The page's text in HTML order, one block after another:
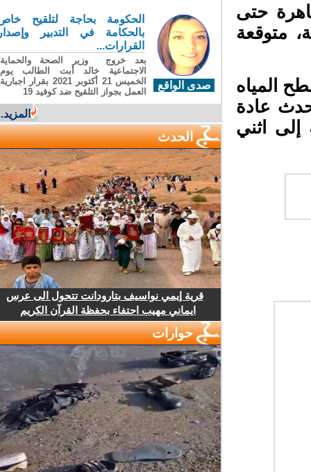
حتى
90 في المائة، متوقعة
المياه
عادة
اثني
صدى الواقع
الحكومة بحاجة لتلقيح خاص
بالحكامة في التدبير وإصدار
القرارات...
بعد خروج وزير الصحة والحماية
الاجتماعية خالد أبت الطالب يوم
الخميس 21 أكتوبر 2021 بقرار اجبارية
العمل بجواز التلقيح ضد كوفيد 19
المزيد...
الحدث
قرية إيمي نواسيف بتارودانت تتحول الى عرس
ايماني مهيب احتفاء بحفظة القرآن الكريم
حوارات